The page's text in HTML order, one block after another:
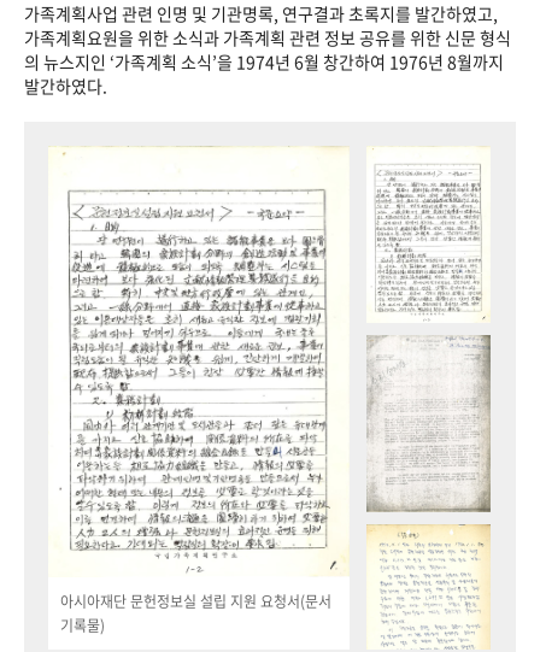
가족계획사업 관련 인명 및 기관명록, 연구결과 초록지를 발간하였고,
가족계획요원을 위한 소식과 가족계획 관련 정보 공유를 위한 신문 형식
의 뉴스지인 ‘가족계획 소식’을 1974년 6월 창간하여 1976년 8월까지
발간하였다.
아시아재단 문헌정보실 설립 지원 요청서(문서
기록물)